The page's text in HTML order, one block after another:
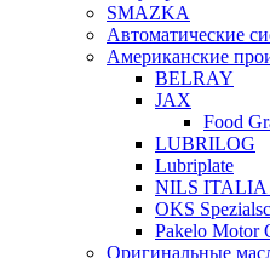
SMAZKA
Автоматические
Американские
BELRAY
JAX
Food
LUBRILOG
Lubriplate
NILS ITALIA
OKS
Pakelo Motor
Оригинальные